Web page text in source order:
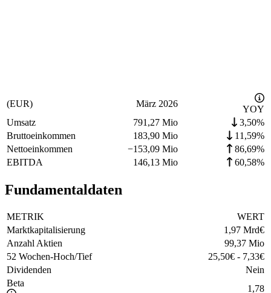
(EUR) März 2026
YOY
Umsatz
791,27 Mio
3,50%
Bruttoeinkommen
183,90 Mio
11,59%
Nettoeinkommen
−153,09 Mio
86,69%
EBITDA
146,13 Mio 60,58%
Fundamentaldaten
METRIK
WERT
Marktkapitalisierung
1,97 Mrd€
Anzahl Aktien
99,37 Mio
52 Wochen-Hoch/Tief
25,50€ - 7,33€
Dividenden
Nein
Beta
1,78